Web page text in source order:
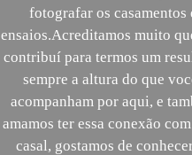
fotografar os casamentos
ensaios.Acreditamos muito
contribuí para termos um
sempre a altura do que
acompanham por aqui, e
amamos ter essa conexão
casal, gostamos de